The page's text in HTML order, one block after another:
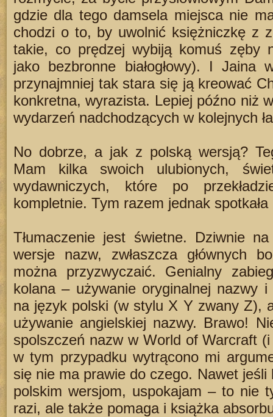
gdzie dla tego damsela miejsca nie
chodzi o to, by uwolnić księżniczkę z
takie, co prędzej wybiją komuś zęby
jako bezbronne białogłowy). I
przynajmniej tak stara się ją kreować
konkretna, wyrazista. Lepiej późno niż
wydarzeń nadchodzących w kolejnych
No dobrze, a jak z polską wersją?
Mam kilka swoich ulubionych,
wydawniczych, które po
kompletnie. Tym razem jednak
Tłumaczenie jest świetne. Dziwnie
wersje nazw, zwłaszcza głównych
można przyzwyczaić. Genialny
kolana – używanie oryginalnej nazwy
na język polski (w stylu X Y zwany Z),
używanie angielskiej nazwy. Brawo!
spolszczeń nazw w World of Warcraft
w tym przypadku wytrącono mi
się nie ma prawie do czego. Nawet
polskim wersjom, uspokajam – to nie
razi, ale także pomaga i książka